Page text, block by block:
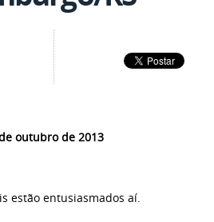
outubro de 2013
estão entusiasmados aí.